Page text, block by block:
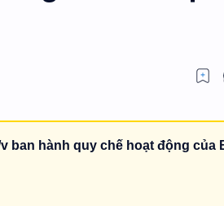
ban hành quy chế hoạt động của